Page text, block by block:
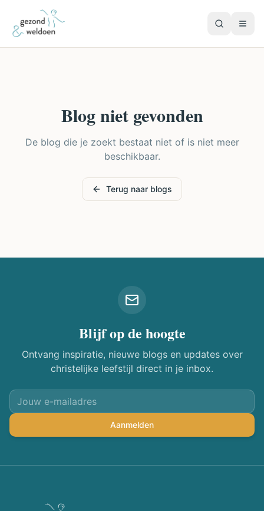
Blog niet gevonden
De blog die je zoekt bestaat niet of is niet meer
beschikbaar.
Terug naar blogs
Blijf op de hoogte
Ontvang inspiratie, nieuwe blogs en updates over
christelijke leefstijl direct in je inbox.
Aanmelden